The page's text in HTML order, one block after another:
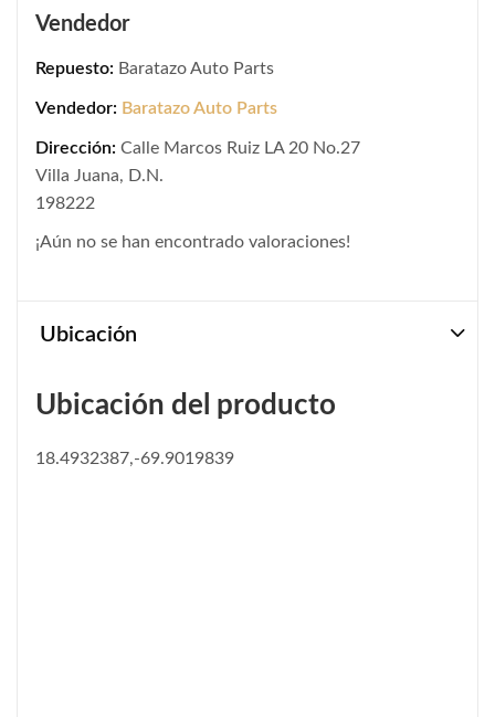
Vendedor
Repuesto: Baratazo Auto Parts
Vendedor: Baratazo Auto Parts
Dirección: Calle Marcos Ruiz LA 20 No.27
Villa Juana, D.N.
198222
¡Aún no se han encontrado valoraciones!
Ubicación
Ubicación del producto
18.4932387,-69.9019839